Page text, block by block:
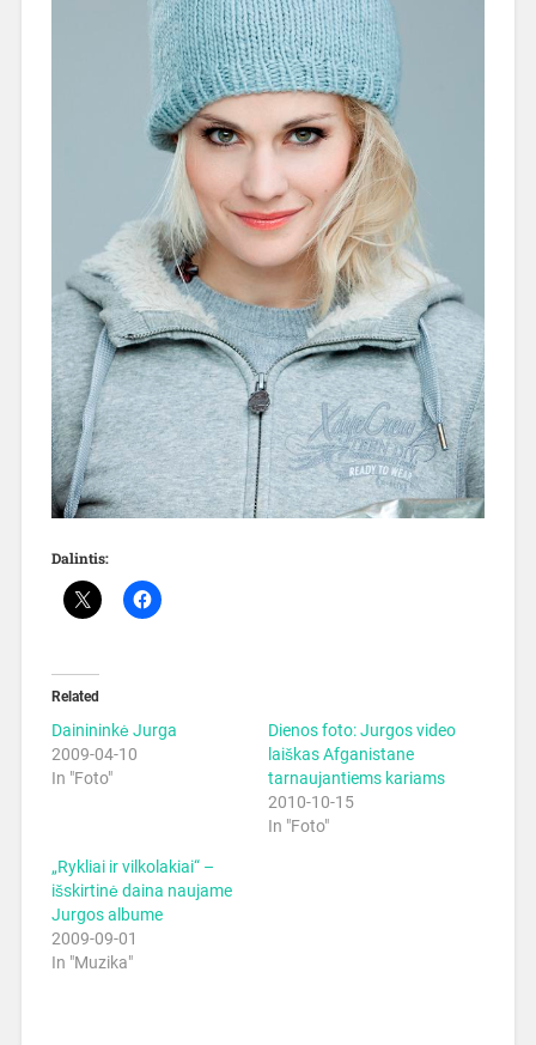
Dalintis:
Related
Dainininkė Jurga
2009-04-10
In "Foto"
Dienos foto: Jurgos video
laiškas Afganistane
tarnaujantiems kariams
2010-10-15
In "Foto"
„Rykliai ir vilkolakiai“ –
išskirtinė daina naujame
Jurgos albume
2009-09-01
In "Muzika"